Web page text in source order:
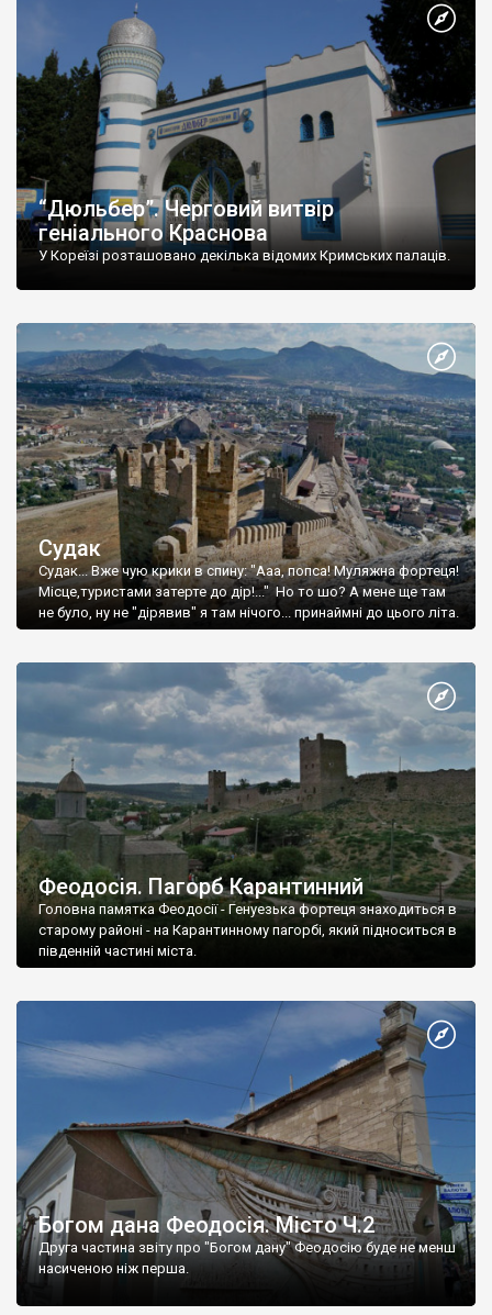
“Дюльбер”. Черговий витвір
геніального Краснова
У Кореїзі розташовано декілька відомих Кримських палаців.
Судак
Судак... Вже чую крики в спину: "Ааа, попса! Муляжна фортеця!
Місце,туристами затерте до дір!..." Но то шо? А мене ще там
не було, ну не "дірявив" я там нічого... принаймні до цього літа.
Феодосія. Пагорб Карантинний
Головна памятка Феодосії - Генуезька фортеця знаходиться в
старому районі - на Карантинному пагорбі, який підноситься в
південній частині міста.
Богом дана Феодосія. Місто Ч.2
Друга частина звіту про "Богом дану" Феодосію буде не менш
насиченою ніж перша.